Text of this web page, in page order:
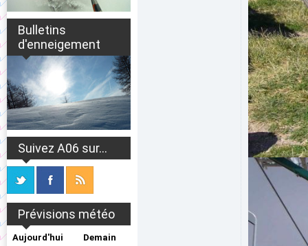
Bulletins
d'enneigement
Suivez A06 sur...
Prévisions météo
Aujourd'hui Demain